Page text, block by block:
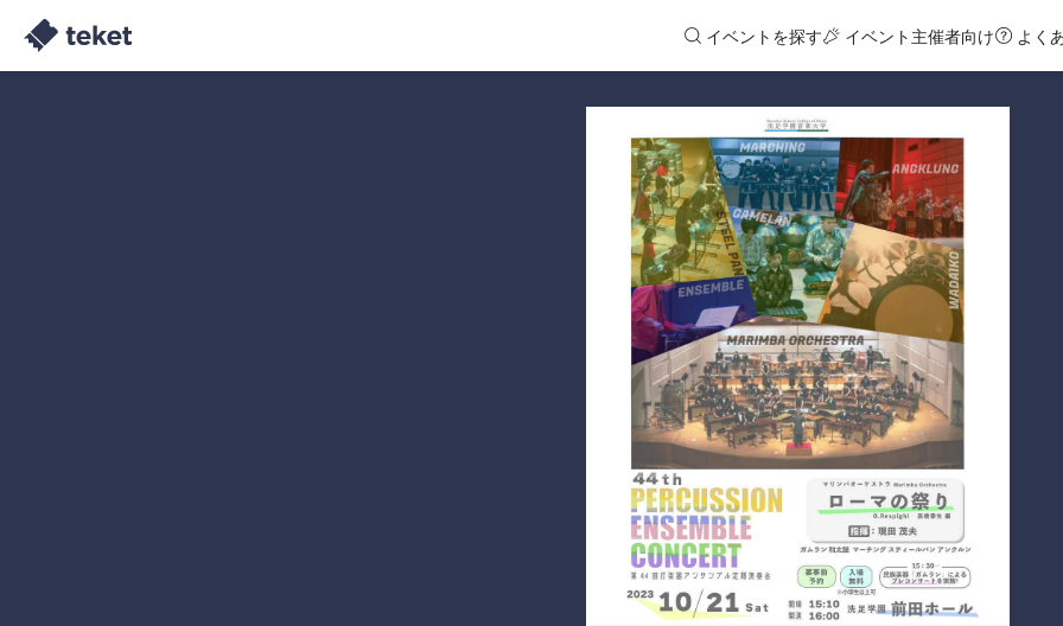
イベントを探す イベント主催者向け よく